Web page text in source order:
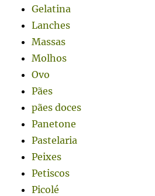
Gelatina
Lanches
Massas
Molhos
Ovo
Pães
pães doces
Panetone
Pastelaria
Peixes
Petiscos
Picolé